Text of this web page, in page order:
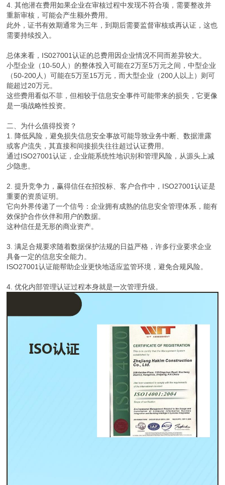
4. 其他潜在费用如果企业在审核过程中发现不符合项，需要整改并
重新审核，可能会产生额外费用。
此外，证书有效期通常为三年，到期后需要监督审核或再认证，这也
需要持续投入。
总体来看，IS027001认证的总费用因企业情况不同而差异较大。
小型企业（10-50人）的整体投入可能在2万至5万元之间，中型企业
（50-200人）可能在5万至15万元，而大型企业（200人以上）则可
能超过20万元。
这些费用看似不菲，但相较于信息安全事件可能带来的损失，它更像
是一项战略性投资。
二、为什么值得投资？
1. 降低风险，避免损失信息安全事故可能导致业务中断、数据泄露
或客户流失，其直接和间接损失往往超过认证费用。
通过ISO27001认证，企业能系统性地识别和管理风险，从源头上减
少隐患。
2. 提升竞争力，赢得信任在招投标、客户合作中，ISO27001认证是
重要的资质证明。
它向外界传递了一个信号：企业拥有成熟的信息安全管理体系，能有
效保护合作伙伴和用户的数据。
这种信任是无形的商业资产。
3. 满足合规要求随着数据保护法规的日益严格，许多行业要求企业
具备一定的信息安全能力。
ISO27001认证能帮助企业更快地适应监管环境，避免合规风险。
4. 优化内部管理认证过程本身就是一次管理升级。